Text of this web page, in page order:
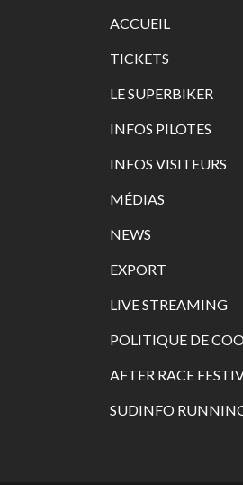
ACCUEIL
TICKETS
LE SUPERBIKER
INFOS PILOTES
INFOS VISITEURS
MÉDIAS
NEWS
EXPORT
LIVE STREAMING
POLITIQUE DE
AFTER RACE
SUDINFO